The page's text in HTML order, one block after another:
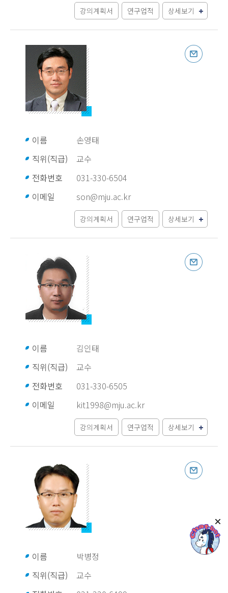
강의계획서 연구업적 상세보기
이름
손영태
직위(직급)
교수
전화번호
031-330-6504
이메일
son@mju.ac.kr
강의계획서 연구업적 상세보기
이름
김인태
직위(직급)
교수
전화번호
031-330-6505
이메일
kit1998@mju.ac.kr
강의계획서 연구업적 상세보기
이름
박병정
직위(직급)
교수